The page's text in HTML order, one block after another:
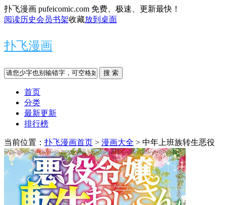
扑飞漫画 pufeicomic.com 免费、极速、更新最快！
阅读历史会员书架收藏放到桌面
扑飞漫画
搜 索
首页
分类
最新更新
排行榜
当前位置： 扑飞漫画首页 > 漫画大全 > 中年上班族转生恶役